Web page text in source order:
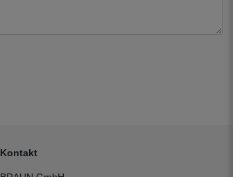
Kontakt